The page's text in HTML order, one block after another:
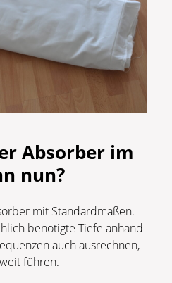
Absorber im
nun?
mit Standardmaßen.
benötigte Tiefe anhand
auch ausrechnen,
führen.